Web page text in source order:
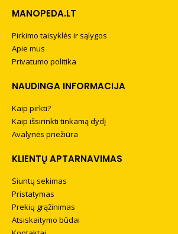
MANOPEDA.LT
Pirkimo taisyklės ir sąlygos
Apie mus
Privatumo politika
NAUDINGA INFORMACIJA
Kaip pirkti?
Kaip išsirinkti tinkamą dydį
Avalynės priežiūra
KLIENTŲ APTARNAVIMAS
Siuntų sekimas
Pristatymas
Prekių grąžinimas
Atsiskaitymo būdai